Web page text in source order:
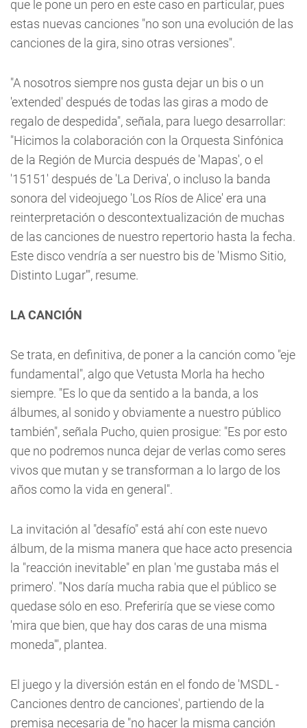
que le pone un pero en este caso en particular, pues
estas nuevas canciones "no son una evolución de las
canciones de la gira, sino otras versiones".
"A nosotros siempre nos gusta dejar un bis o un
'extended' después de todas las giras a modo de
regalo de despedida", señala, para luego desarrollar:
"Hicimos la colaboración con la Orquesta Sinfónica
de la Región de Murcia después de 'Mapas', o el
'15151' después de 'La Deriva', o incluso la banda
sonora del videojuego 'Los Ríos de Alice' era una
reinterpretación o descontextualización de muchas
de las canciones de nuestro repertorio hasta la fecha.
Este disco vendría a ser nuestro bis de 'Mismo Sitio,
Distinto Lugar'", resume.
LA CANCIÓN
Se trata, en definitiva, de poner a la canción como "eje
fundamental", algo que Vetusta Morla ha hecho
siempre. "Es lo que da sentido a la banda, a los
álbumes, al sonido y obviamente a nuestro público
también", señala Pucho, quien prosigue: "Es por esto
que no podremos nunca dejar de verlas como seres
vivos que mutan y se transforman a lo largo de los
años como la vida en general".
La invitación al "desafío" está ahí con este nuevo
álbum, de la misma manera que hace acto presencia
la "reacción inevitable" en plan 'me gustaba más el
primero'. "Nos daría mucha rabia que el público se
quedase sólo en eso. Preferiría que se viese como
'mira que bien, que hay dos caras de una misma
moneda'", plantea.
El juego y la diversión están en el fondo de 'MSDL -
Canciones dentro de canciones', partiendo de la
premisa necesaria de "no hacer la misma canción